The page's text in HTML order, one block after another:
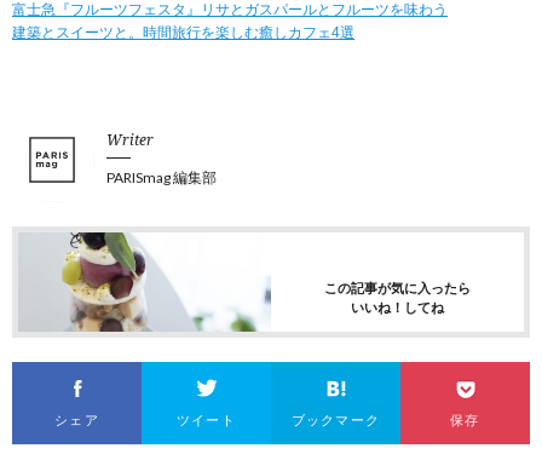
富士急『フルーツフェスタ』リサとガスパールとフルーツを味わう
建築とスイーツと。時間旅行を楽しむ癒しカフェ4選
Writer
PARISmag 編集部
この記事が気に入ったら
いいね！してね
シェア ツイート ブックマーク 保存